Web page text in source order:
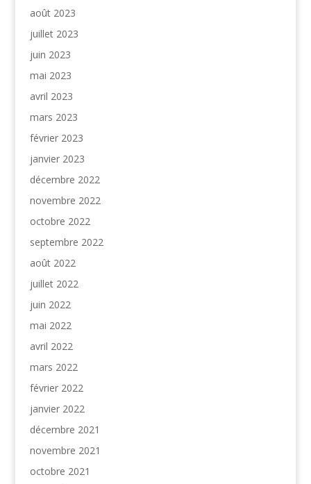
août 2023
juillet 2023
juin 2023
mai 2023
avril 2023
mars 2023
février 2023
janvier 2023
décembre 2022
novembre 2022
octobre 2022
septembre 2022
août 2022
juillet 2022
juin 2022
mai 2022
avril 2022
mars 2022
février 2022
janvier 2022
décembre 2021
novembre 2021
octobre 2021